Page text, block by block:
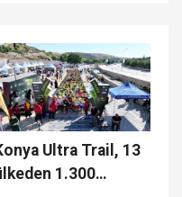
Ultra Trail, 13
1.300